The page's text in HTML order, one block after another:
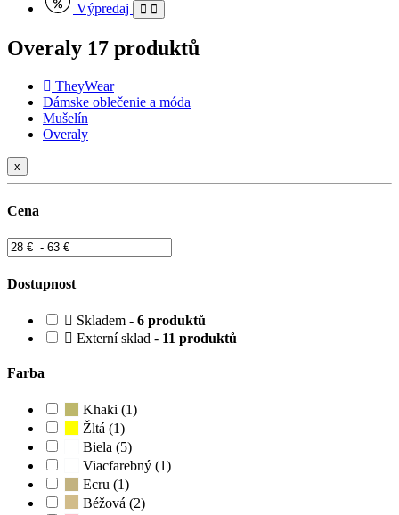
Výpredaj
Overaly 17 produktů
TheyWear
Dámske oblečenie a móda
Mušelín
Overaly
x
Cena
Dostupnost
Skladem - 6 produktů
Externí sklad - 11 produktů
Farba
Khaki (1)
Žltá (1)
Biela (5)
Viacfarebný (1)
Ecru (1)
Béžová (2)